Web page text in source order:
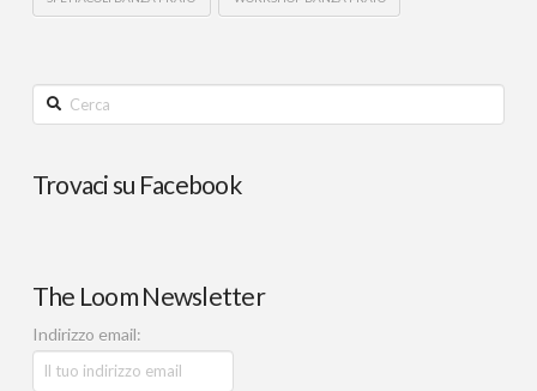
Cerca
Trovaci su Facebook
The Loom Newsletter
Indirizzo email: